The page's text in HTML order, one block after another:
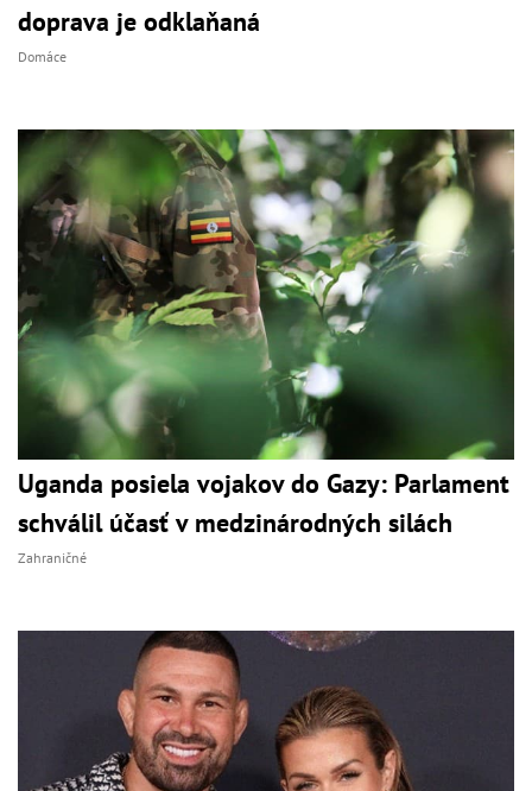
doprava je odklaňaná
Domáce
Uganda posiela vojakov do Gazy: Parlament
schválil účasť v medzinárodných silách
Zahraničné